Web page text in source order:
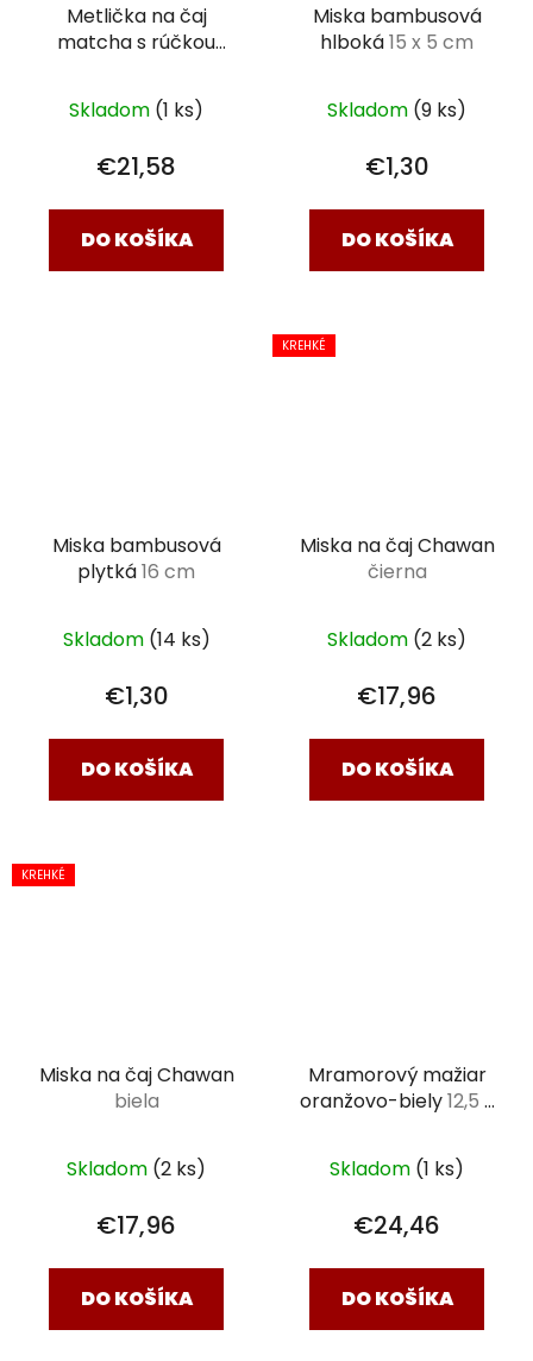
Metlička na čaj
matcha s rúčkou
Skladom (1 ks)
€21,58
DO KOŠÍKA
Miska bambusová
hlboká15 x 5 cm
Skladom (9 ks)
€1,30
DO KOŠÍKA
Miska bambusová
plytká16 cm
Skladom (14 ks)
€1,30
DO KOŠÍKA
KREHKÉ
Miska na čaj Chawan
čierna
Skladom (2 ks)
€17,96
DO KOŠÍKA
KREHKÉ
Miska na čaj Chawan
biela
Skladom (2 ks)
€17,96
DO KOŠÍKA
Mramorový mažiar
oranžovo-biely12,5 x
Skladom (1 ks)
€24,46
DO KOŠÍKA